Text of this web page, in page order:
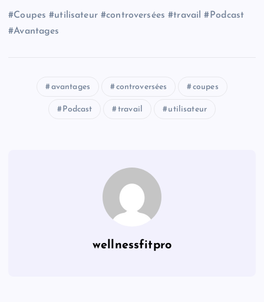
#Coupes #utilisateur #controversées #travail #Podcast
#Avantages
avantages controversées coupes
Podcast travail utilisateur
wellnessfitpro